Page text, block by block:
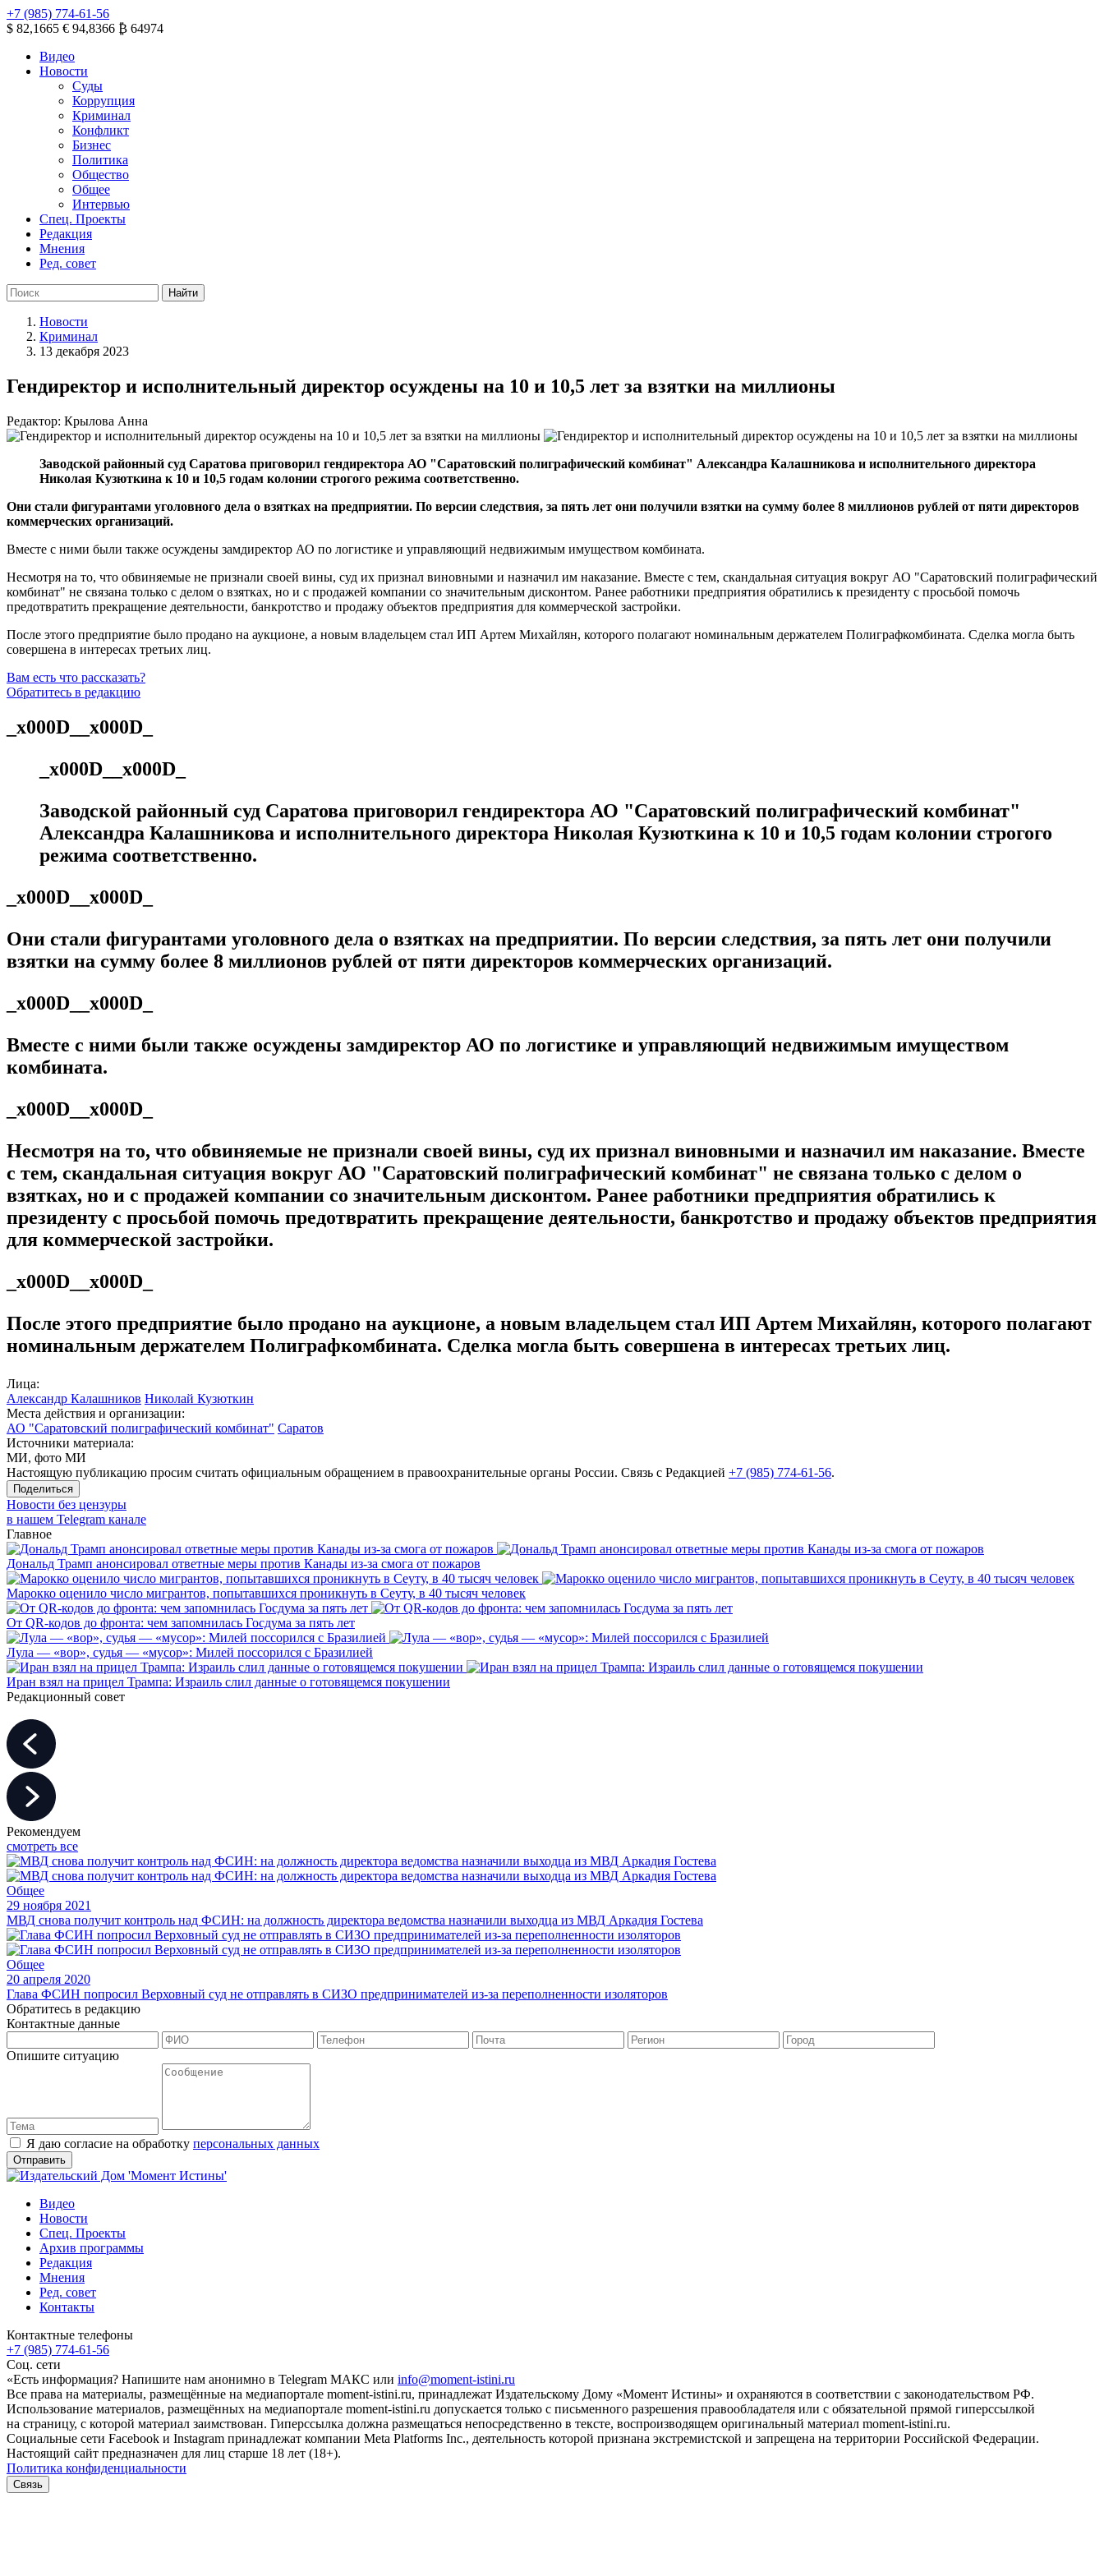
+7 (985) 774-61-56
$ 82,1665 € 94,8366 ₿ 64974
Видео
Новости
Суды
Коррупция
Криминал
Конфликт
Бизнес
Политика
Общество
Общее
Интервью
Спец. Проекты
Редакция
Мнения
Ред. совет
Новости
Криминал
13 декабря 2023
Гендиректор и исполнительный директор осуждены на 10 и 10,5 лет за взятки на миллионы
Редактор: Крылова Анна
Заводской районный суд Саратова приговорил гендиректора АО "Саратовский полиграфический комбинат" Александра Калашникова и исполнительного директора
Николая Кузюткина к 10 и 10,5 годам колонии строгого режима соответственно.
Они стали фигурантами уголовного дела о взятках на предприятии. По версии следствия, за пять лет они получили взятки на сумму более 8 миллионов рублей от пяти директоров
коммерческих организаций.
Вместе с ними были также осуждены замдиректор АО по логистике и управляющий недвижимым имуществом комбината.
Несмотря на то, что обвиняемые не признали своей вины, суд их признал виновными и назначил им наказание. Вместе с тем, скандальная ситуация вокруг АО "Саратовский полиграфический
комбинат" не связана только с делом о взятках, но и с продажей компании со значительным дисконтом. Ранее работники предприятия обратились к президенту с просьбой помочь
предотвратить прекращение деятельности, банкротство и продажу объектов предприятия для коммерческой застройки.
После этого предприятие было продано на аукционе, а новым владельцем стал ИП Артем Михайлян, которого полагают номинальным держателем Полиграфкомбината. Сделка могла быть
совершена в интересах третьих лиц.
Вам есть что рассказать?
Обратитесь в редакцию
_x000D__x000D_
_x000D__x000D_
Заводской районный суд Саратова приговорил гендиректора АО "Саратовский полиграфический комбинат"
Александра Калашникова и исполнительного директора Николая Кузюткина к 10 и 10,5 годам колонии строгого
режима соответственно.
_x000D__x000D_
Они стали фигурантами уголовного дела о взятках на предприятии. По версии следствия, за пять лет они получили
взятки на сумму более 8 миллионов рублей от пяти директоров коммерческих организаций.
_x000D__x000D_
Вместе с ними были также осуждены замдиректор АО по логистике и управляющий недвижимым имуществом
комбината.
_x000D__x000D_
Несмотря на то, что обвиняемые не признали своей вины, суд их признал виновными и назначил им наказание. Вместе
с тем, скандальная ситуация вокруг АО "Саратовский полиграфический комбинат" не связана только с делом о
взятках, но и с продажей компании со значительным дисконтом. Ранее работники предприятия обратились к
президенту с просьбой помочь предотвратить прекращение деятельности, банкротство и продажу объектов предприятия
для коммерческой застройки.
_x000D__x000D_
После этого предприятие было продано на аукционе, а новым владельцем стал ИП Артем Михайлян, которого полагают
номинальным держателем Полиграфкомбината. Сделка могла быть совершена в интересах третьих лиц.
Лица:
Александр Калашников Николай Кузюткин
Места действия и организации:
АО "Саратовский полиграфический комбинат" Саратов
Источники материала:
МИ, фото МИ
Настоящую публикацию просим считать официальным обращением в правоохранительные органы России. Связь с Редакцией +7 (985) 774-61-56.
Поделиться
Новости без цензуры
в нашем Telegram канале
Главное
Дональд Трамп анонсировал ответные меры против Канады из-за смога от пожаров
Марокко оценило число мигрантов, попытавшихся проникнуть в Сеуту, в 40 тысяч человек
От QR-кодов до фронта: чем запомнилась Госдума за пять лет
Лула — «вор», судья — «мусор»: Милей поссорился с Бразилией
Иран взял на прицел Трампа: Израиль слил данные о готовящемся покушении
Редакционный совет
Рекомендуем
смотреть все
Общее
29 ноября 2021
МВД снова получит контроль над ФСИН: на должность директора ведомства назначили выходца из МВД Аркадия Гостева
Общее
20 апреля 2020
Глава ФСИН попросил Верховный суд не отправлять в СИЗО предпринимателей из-за переполненности изоляторов
Обратитесь в редакцию
Контактные данные
Опишите ситуацию
Я даю согласие на обработку персональных данных
Видео
Новости
Спец. Проекты
Архив программы
Редакция
Мнения
Ред. совет
Контакты
Контактные телефоны
+7 (985) 774-61-56
Соц. сети
«Есть информация? Напишите нам анонимно в Telegram МАКС или info@moment-istini.ru
Все права на материалы, размещённые на медиапортале moment-istini.ru, принадлежат Издательскому Дому «Момент Истины» и охраняются в соответствии с законодательством РФ.
Использование материалов, размещённых на медиапортале moment-istini.ru допускается только с письменного разрешения правообладателя или с обязательной прямой гиперссылкой
на страницу, с которой материал заимствован. Гиперссылка должна размещаться непосредственно в тексте, воспроизводящем оригинальный материал moment-istini.ru.
Социальные сети Facebook и Instagram принадлежат компании Meta Platforms Inc., деятельность которой признана экстремистской и запрещена на территории Российской Федерации.
Настоящий сайт предназначен для лиц старше 18 лет (18+).
Политика конфиденциальности
Связь